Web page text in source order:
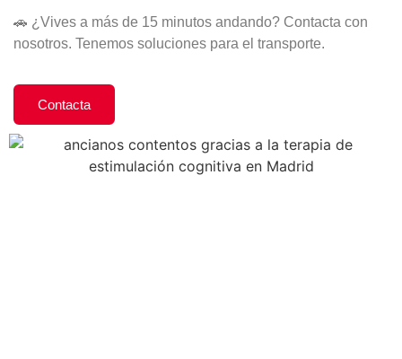
🚗 ¿Vives a más de 15 minutos andando? Contacta con
nosotros. Tenemos soluciones para el transporte.
Contacta